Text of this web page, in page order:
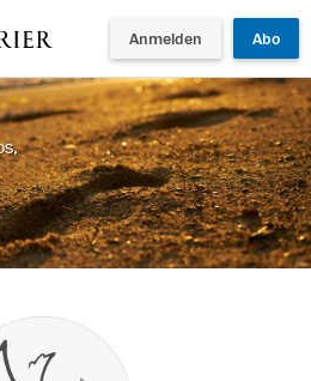
Anmelden Abo